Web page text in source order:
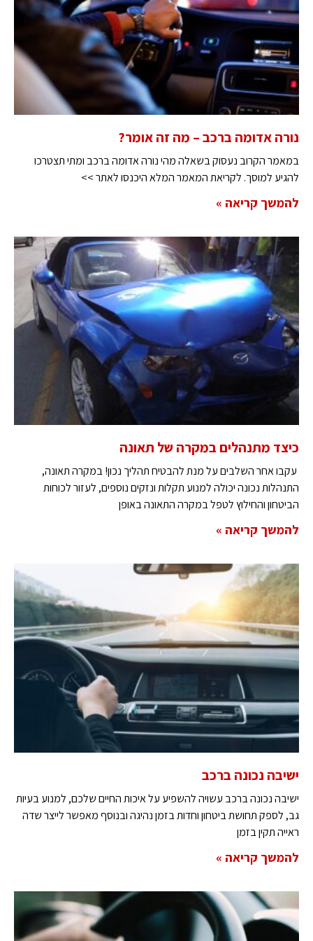
נורה אדומה ברכב – מה זה אומר?
במאמר הקרוב נעסוק בשאלה מהי נורה אדומה ברכב ומתי תצטרכו
להגיע למוסך. לקריאת המאמר המלא היכנסו לאתר >>
להמשך קריאה »
כיצד מתנהלים במקרה של תאונה
עקבו אחר השלבים על מנת להבטיח תהליך נכון! במקרה תאונה,
התנהלות נכונה יכולה למנוע תקלות ונזקים נוספים, לעזור לכוחות
הביטחון והחילוץ לטפל במקרה התאונה באופן
להמשך קריאה »
ישיבה נכונה ברכב
ישיבה נכונה ברכב עשויה להשפיע על איכות החיים שלכם, למנוע בעיות
גב, לספק תחושת ביטחון וחדות בזמן נהיגה ובנוסף מאפשר לייצר שדה
ראייה תקין בזמן
להמשך קריאה »